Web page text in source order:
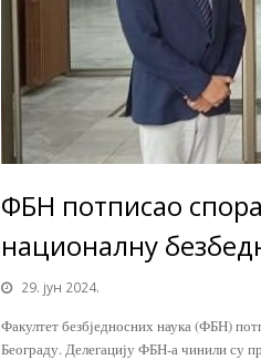
ФБН потписао
националну
29. јун 2024.
Факултет безбједносних наука (ФБН)
Београду. Делегацију ФБН-а чинили су